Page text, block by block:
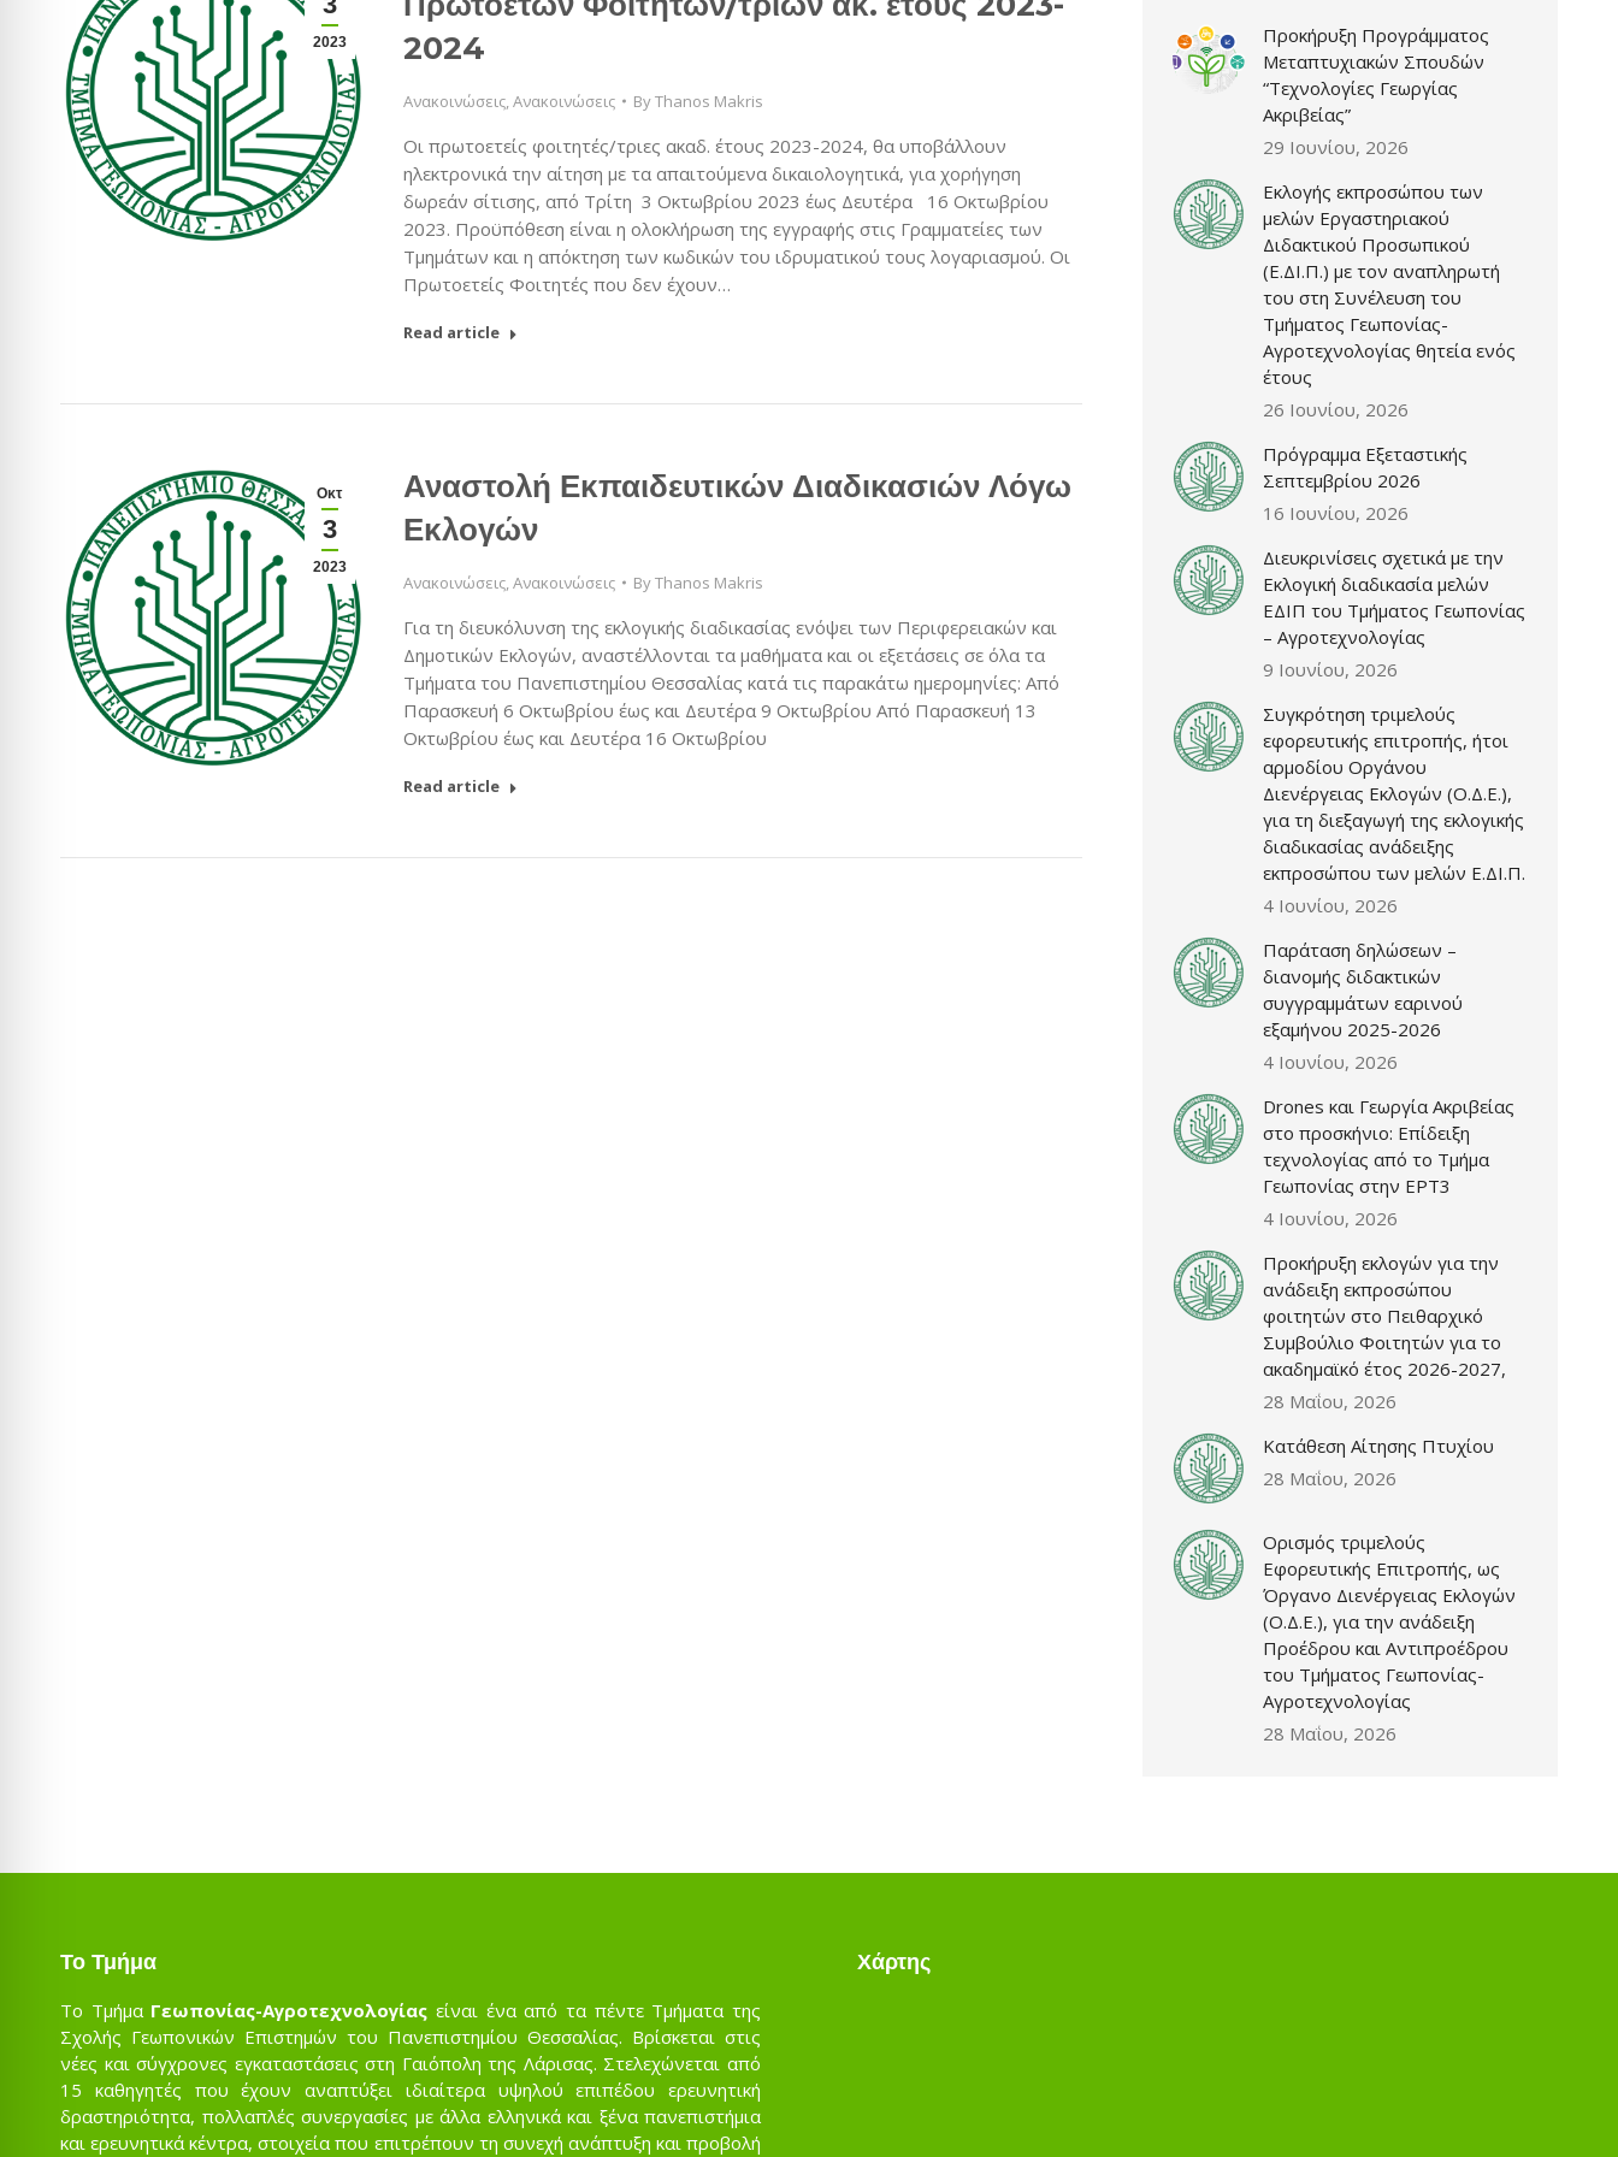
2023
2024
Ανακοινώσεις,Ανακοινώσεις ByThanos Makris
Οι πρωτοετείς φοιτητές/τριες ακαδ. έτους 2023-2024, θα υποβάλλουν
ηλεκτρονικά την αίτηση με τα απαιτούμενα δικαιολογητικά, για χορήγηση
δωρεάν σίτισης, από Τρίτη 3 Οκτωβρίου 2023 έως Δευτέρα 16 Οκτωβρίου
2023. Προϋπόθεση είναι η ολοκλήρωση της εγγραφής στις Γραμματείες των
Τμημάτων και η απόκτηση των κωδικών του ιδρυματικού τους λογαριασμού. Οι
Πρωτοετείς Φοιτητές που δεν έχουν…
Read article
Οκτ
3
2023
Αναστολή Εκπαιδευτικών Διαδικασιών Λόγω
Εκλογών
Ανακοινώσεις,Ανακοινώσεις ByThanos Makris
Για τη διευκόλυνση της εκλογικής διαδικασίας ενόψει των Περιφερειακών και
Δημοτικών Εκλογών, αναστέλλονται τα μαθήματα και οι εξετάσεις σε όλα τα
Τμήματα του Πανεπιστημίου Θεσσαλίας κατά τις παρακάτω ημερομηνίες: Από
Παρασκευή 6 Οκτωβρίου έως και Δευτέρα 9 Οκτωβρίου Από Παρασκευή 13
Οκτωβρίου έως και Δευτέρα 16 Οκτωβρίου
Read article
Προκήρυξη Προγράμματος
Μεταπτυχιακών Σπουδών
“Τεχνολογίες Γεωργίας
Ακριβείας”
29 Ιουνίου, 2026
Εκλογής εκπροσώπου των
μελών Εργαστηριακού
Διδακτικού Προσωπικού
(Ε.ΔΙ.Π.) με τον αναπληρωτή
του στη Συνέλευση του
Τμήματος Γεωπονίας-
Αγροτεχνολογίας θητεία ενός
έτους
26 Ιουνίου, 2026
Πρόγραμμα Εξεταστικής
Σεπτεμβρίου 2026
16 Ιουνίου, 2026
Διευκρινίσεις σχετικά με την
Εκλογική διαδικασία μελών
ΕΔΙΠ του Τμήματος Γεωπονίας
– Αγροτεχνολογίας
9 Ιουνίου, 2026
Συγκρότηση τριμελούς
εφορευτικής επιτροπής, ήτοι
αρμοδίου Οργάνου
Διενέργειας Εκλογών (Ο.Δ.Ε.),
για τη διεξαγωγή της εκλογικής
διαδικασίας ανάδειξης
εκπροσώπου των μελών Ε.ΔΙ.Π.
4 Ιουνίου, 2026
Παράταση δηλώσεων –
διανομής διδακτικών
συγγραμμάτων εαρινού
εξαμήνου 2025-2026
4 Ιουνίου, 2026
Drones και Γεωργία Ακριβείας
στο προσκήνιο: Επίδειξη
τεχνολογίας από το Τμήμα
Γεωπονίας στην ΕΡΤ3
4 Ιουνίου, 2026
Προκήρυξη εκλογών για την
ανάδειξη εκπροσώπου
φοιτητών στο Πειθαρχικό
Συμβούλιο Φοιτητών για το
ακαδημαϊκό έτος 2026-2027,
28 Μαΐου, 2026
Κατάθεση Αίτησης Πτυχίου
28 Μαΐου, 2026
Ορισμός τριμελούς
Εφορευτικής Επιτροπής, ως
Όργανο Διενέργειας Εκλογών
(Ο.Δ.Ε.), για την ανάδειξη
Προέδρου και Αντιπροέδρου
του Τμήματος Γεωπονίας-
Αγροτεχνολογίας
28 Μαΐου, 2026
Το Τμήμα
Το Τμήμα Γεωπονίας-Αγροτεχνολογίας είναι ένα από τα πέντε Τμήματα της
Σχολής Γεωπονικών Επιστημών του Πανεπιστημίου Θεσσαλίας. Βρίσκεται στις
νέες και σύγχρονες εγκαταστάσεις στη Γαιόπολη της Λάρισας. Στελεχώνεται από
15 καθηγητές που έχουν αναπτύξει ιδιαίτερα υψηλού επιπέδου ερευνητική
δραστηριότητα, πολλαπλές συνεργασίες με άλλα ελληνικά και ξένα πανεπιστήμια
και ερευνητικά κέντρα, στοιχεία που επιτρέπουν τη συνεχή ανάπτυξη και προβολή
Χάρτης